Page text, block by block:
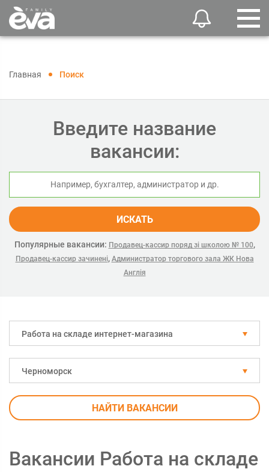
Главная Поиск
Введите название
вакансии:
ИСКАТЬ
Популярные вакансии: Продавец-кассир поряд зі школою № 100,
Продавец-кассир зачинені, Администратор торгового зала ЖК Нова
Англія
Работа на складе интернет-магазина
Черноморск
НАЙТИ ВАКАНСИИ
Вакансии Работа на складе